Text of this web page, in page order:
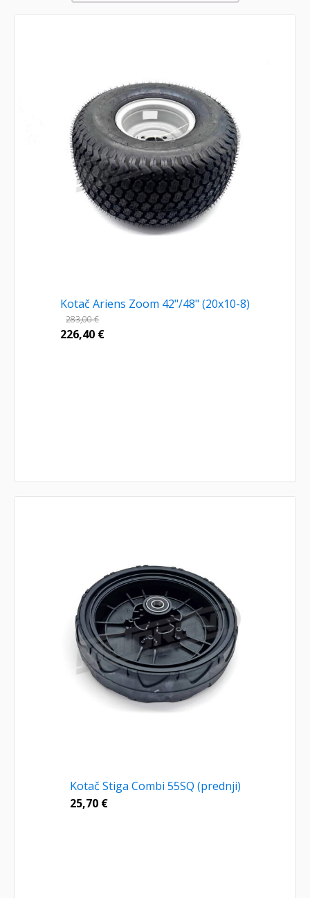
Kotač Ariens Zoom 42"/48" (20x10-8)
283,00€
226,40 €
Kotač Stiga Combi 55SQ (prednji)
25,70 €